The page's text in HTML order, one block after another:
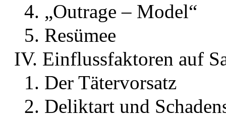
4. „Outrage – Model“
5. Resümee
IV. Einflussfaktoren auf
1. Der Tätervorsatz
2. Deliktart und